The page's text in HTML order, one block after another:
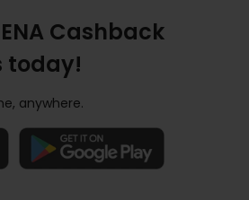
Cashback
today!
anywhere.